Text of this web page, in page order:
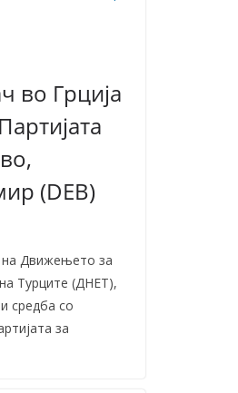
во Грција
(DEB)
на Движењето за
Турците (ДНЕТ),
средба со
за